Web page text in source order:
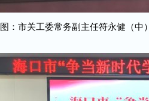
图：市关工委常务副主任符永健（